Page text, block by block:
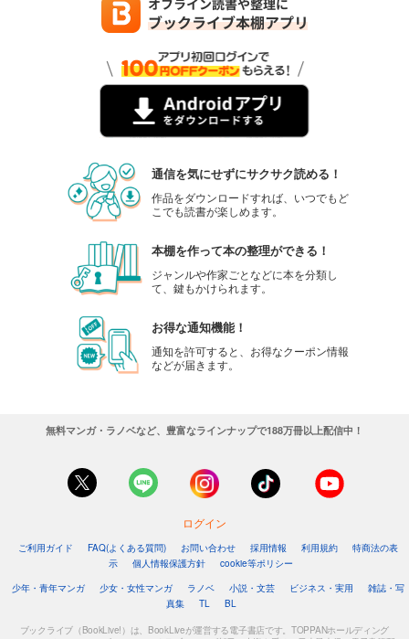
通信を気にせずにサクサク読める！
作品をダウンロードすれば、いつでもど
こでも読書が楽しめます。
本棚を作って本の整理ができる！
ジャンルや作家ごとなどに本を分類し
て、鍵もかけられます。
お得な通知機能！
通知を許可すると、お得なクーポン情報
などが届きます。
無料マンガ・ラノベなど、豊富なラインナップで188万冊以上配信中！
ログイン
ご利用ガイド FAQ(よくある質問) お問い合わせ 採用情報 利用規約
特商法の表
示
個人情報保護方針
cookie等ポリシー
少年・青年マンガ
少女・女性マンガ ラノベ 小説・文芸 ビジネス・実用
雑誌・写
真集
TL BL
ブックライブ（BookLive!）は、BookLiveが運営する電子書店です。TOPPANホールディング